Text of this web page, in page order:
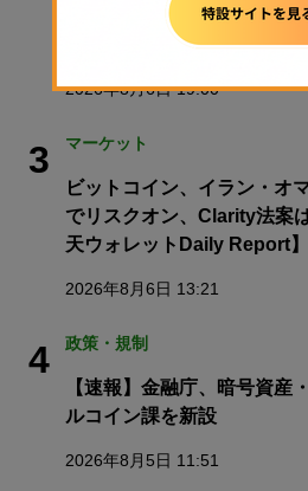
「GMC」と協力協定──現地
とライセンス申請を検討
2026年8月6日 19:00
3 マーケット
ビットコイン、イラン・オ
でリスクオン、Clarity法案
天ウォレットDaily Report】
2026年8月6日 13:21
4 政策・規制
【速報】金融庁、暗号資産
ルコイン課を新設
2026年8月5日 11:51